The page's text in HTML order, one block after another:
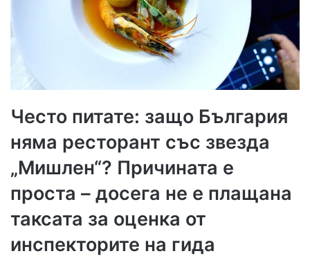
Често питате: защо България
няма ресторант със звезда
„Мишлен“? Причината е
проста – досега не е плащана
таксата за оценка от
инспекторите на гида